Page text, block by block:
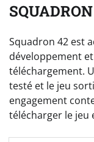
Squadron 42 est
développement
téléchargement.
testé et le jeu
engagement
télécharger le jeu